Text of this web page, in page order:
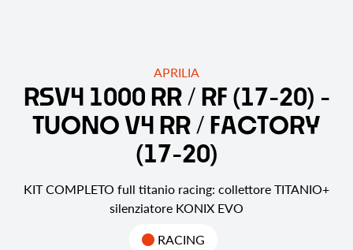
APRILIA
RSV4 1000 RR / RF (17-20) -
TUONOV4 RR/ FACTORY
(17-20)
KIT COMPLETO full titanio racing: collettore TITANIO+
silenziatore KONIX EVO
RACING